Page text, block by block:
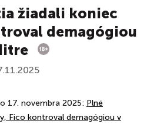
žiadali koniec
demagógiou
17. novembra 2025: Plné
Fico kontroval demagógiou v